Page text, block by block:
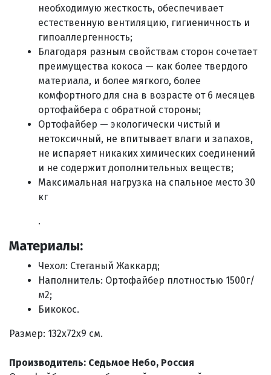
необходимую жесткость, обеспечивает
естественную вентиляцию, гигиеничность и
гипоаллергенность;
Благодаря разным свойствам сторон сочетает
преимущества кокоса — как более твердого
материала, и более мягкого, более
комфортного для сна в возрасте от 6 месяцев
ортофайбера с обратной стороны;
Ортофайбер — экологически чистый и
нетоксичный, не впитывает влаги и запахов,
не испаряет никаких химических соединений
и не содержит дополнительных веществ;
Максимальная нагрузка на спальное место 30
кг
.
Материалы:
Чехол: Стеганый Жаккард;
Наполнитель: Ортофайбер плотностью 1500г/
м2;
Бикокос.
Размер: 132х72х9 см.
Производитель: Седьмое Небо, Россия